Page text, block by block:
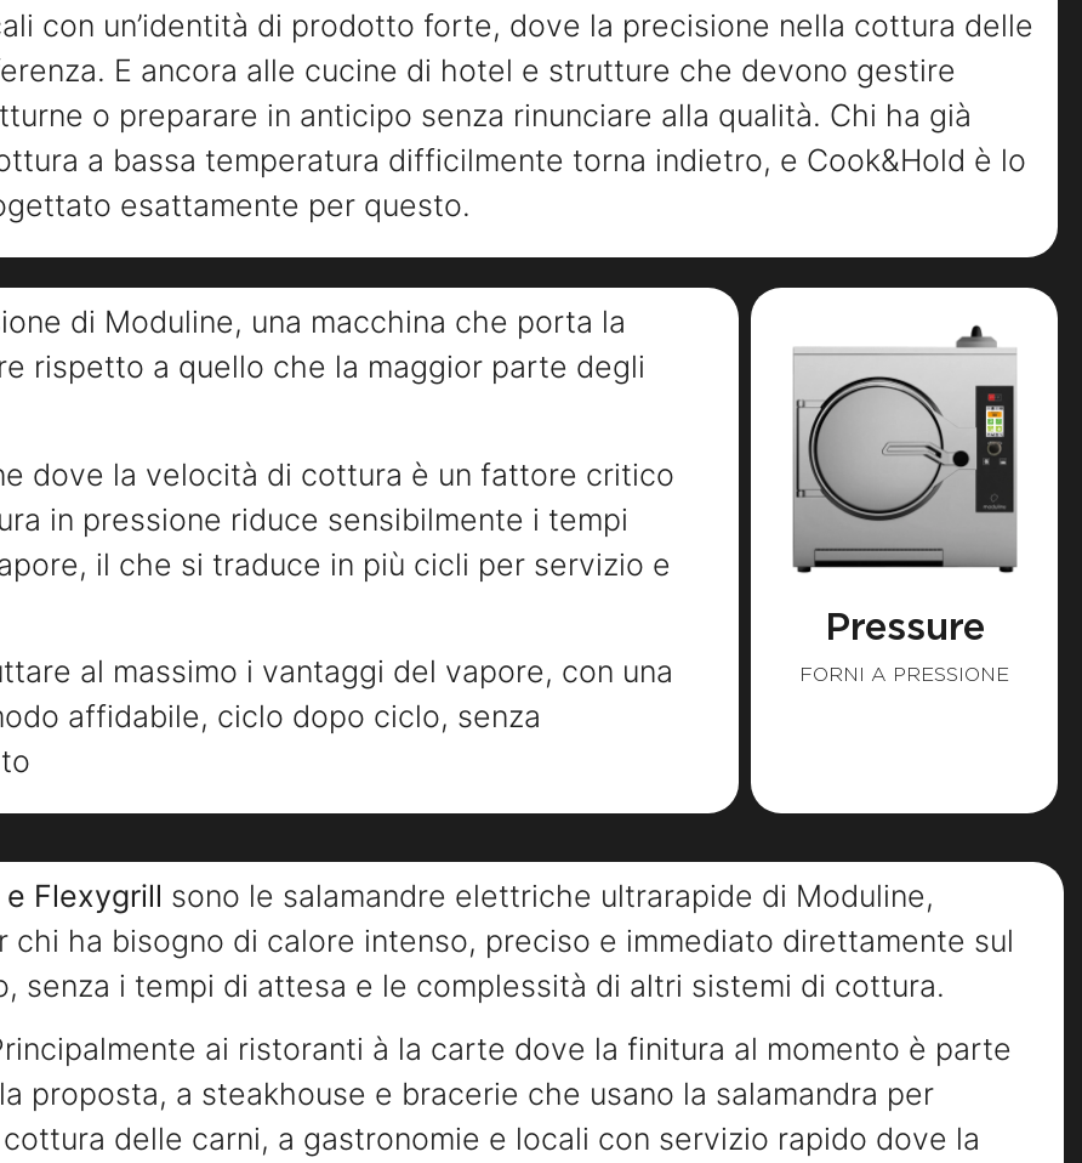
con un’identità di prodotto forte, dove la precisione nella cottura delle
E ancora alle cucine di hotel e strutture che devono gestire
o preparare in anticipo senza rinunciare alla qualità. Chi ha già
a bassa temperatura difficilmente torna indietro, e Cook&Hold è lo
esattamente per questo.
di Moduline, una macchina che porta la
rispetto a quello che la maggior parte degli
dove la velocità di cottura è un fattore critico
in pressione riduce sensibilmente i tempi
il che si traduce in più cicli per servizio e
al massimo i vantaggi del vapore, con una
affidabile, ciclo dopo ciclo, senza
Pressure
FORNI A PRESSIONE
e Flexygrill sono le salamandre elettriche ultrarapide di Moduline,
chi ha bisogno di calore intenso, preciso e immediato direttamente sul
senza i tempi di attesa e le complessità di altri sistemi di cottura.
ai ristoranti à la carte dove la finitura al momento è parte
proposta, a steakhouse e bracerie che usano la salamandra per
delle carni, a gastronomie e locali con servizio rapido dove la